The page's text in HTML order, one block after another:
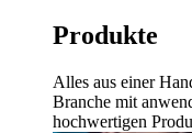
Produkte
Alles aus einer
Branche mit
hochwertigen